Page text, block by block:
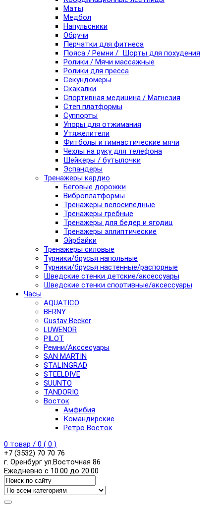
Маты
Медбол
Напульсники
Обручи
Перчатки для фитнеса
Пояса / Ремни / Шорты для похудения
Ролики / Мячи массажные
Ролики для пресса
Секундомеры
Скакалки
Спортивная медицина / Магнезия
Степ платформы
Суппорты
Упоры для отжимания
Утяжелители
Фитболы и гимнастические мячи
Чехлы на руку для телефона
Шейкеры / бутылочки
Эспандеры
Тренажеры кардио
Беговые дорожки
Виброплатформы
Тренажеры велосипедные
Тренажеры гребные
Тренажеры для бедер и ягодиц
Тренажеры эллиптические
Эйрбайки
Тренажеры силовые
Турники/брусья напольные
Турники/брусья настенные/распорные
Шведские стенки детские/аксессуары
Шведские стенки спортивные/аксессуары
Часы
AQUATICO
BERNY
Gustav Becker
LUWENOR
PILOT
Pемни/Акссесуары
SAN MARTIN
STALINGRAD
STEELDIVE
SUUNTO
TANDORIO
Восток
Амфибия
Командирские
Ретро Восток
0 товар / 0 ( 0 )
+7 (3532) 70 70 76
г. Оренбург ул.Восточная 86
Ежедневно с 10.00 до 20.00